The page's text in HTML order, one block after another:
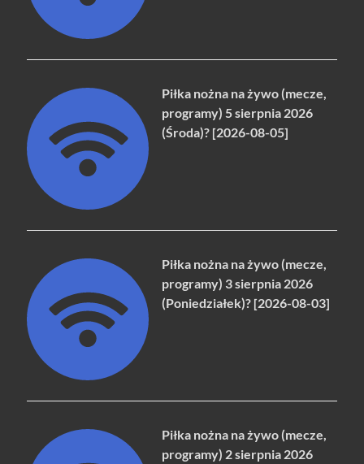
Piłka nożna na żywo (mecze,
programy) 5 sierpnia 2026
(Środa)? [2026-08-05]
Piłka nożna na żywo (mecze,
programy) 3 sierpnia 2026
(Poniedziałek)? [2026-08-03]
Piłka nożna na żywo (mecze,
programy) 2 sierpnia 2026